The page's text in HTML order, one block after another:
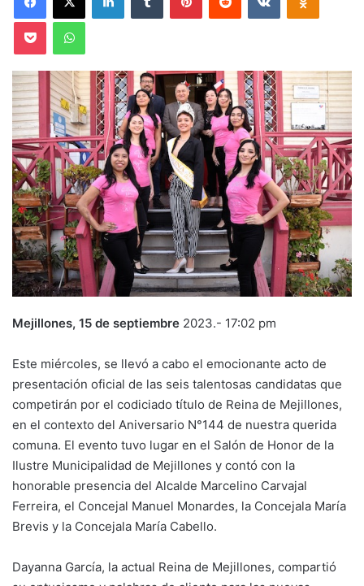
Pocket WhatsApp
Mejillones, 15 de septiembre 2023.- 17:02 pm
Este miércoles, se llevó a cabo el emocionante acto de
presentación oficial de las seis talentosas candidatas que
competirán por el codiciado título de Reina de Mejillones,
en el contexto del Aniversario N°144 de nuestra querida
comuna. El evento tuvo lugar en el Salón de Honor de la
Ilustre Municipalidad de Mejillones y contó con la
honorable presencia del Alcalde Marcelino Carvajal
Ferreira, el Concejal Manuel Monardes, la Concejala María
Brevis y la Concejala María Cabello.
Dayanna García, la actual Reina de Mejillones, compartió